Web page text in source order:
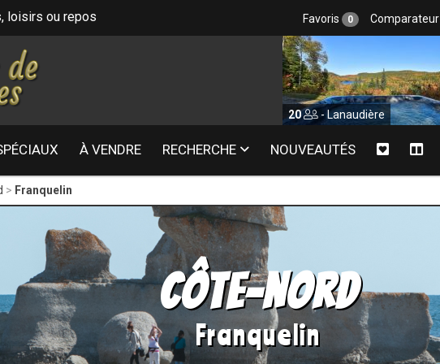
loisirs ou repos Favoris 0 Comparateur
20 - Lanaudière
À VENDRE RECHERCHE NOUVEAUTÉS
Franquelin
Côte-Nord
Franquelin